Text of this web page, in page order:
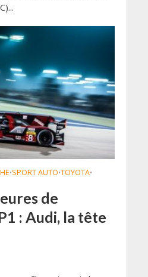
•SPORT AUTO•TOYOTA•
de
: Audi, la tête